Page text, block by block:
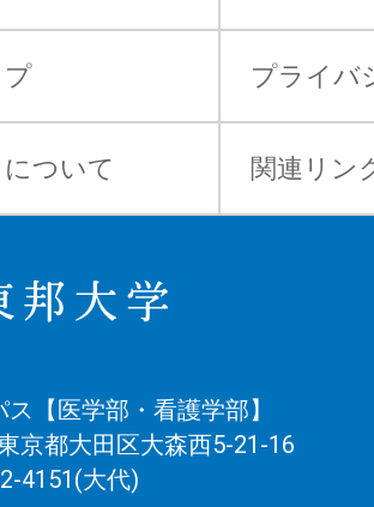
プライバ
ついて 関連リン
【医学部・看護学部】
京都大田区大森西5-21-16
4151(大代)